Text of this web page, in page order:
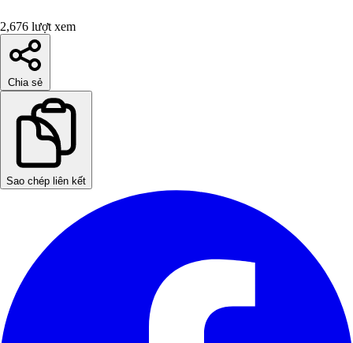
2,676 lượt xem
Chia sẻ
Sao chép liên kết